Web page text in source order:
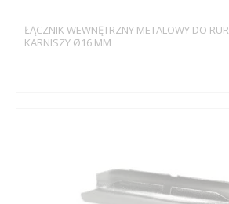
ŁĄCZNIK WEWNĘTRZNY METALOWY DO RUR
KARNISZY Ø16 MM